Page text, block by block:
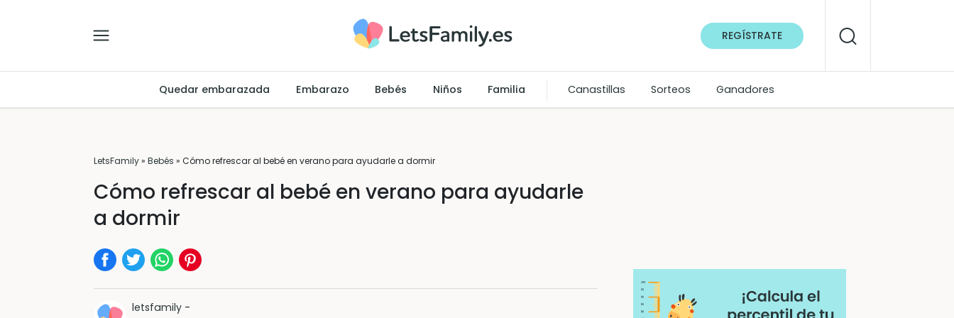
REGÍSTRATE
Quedar embarazada Embarazo Bebés Niños Familia Canastillas Sorteos Ganadores
LetsFamily» Bebés » Cómo refrescar al bebé en verano para ayudarle a dormir
Cómo refrescar al bebé en verano para ayudarle
a dormir
letsfamily -